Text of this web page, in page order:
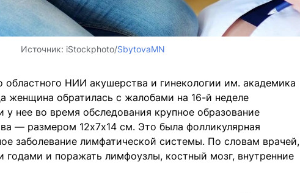
Источник: iStockphoto/SbytovaMN
НИИ акушерства и гинекологии им. академика
женщина обратилась с жалобами на 16-й неделе
нее во время обследования крупное образование
— размером 12х7х14 см. Это была фолликулярная
заболевание лимфатической системы. По словам врачей,
годами и поражать лимфоузлы, костный мозг, внутренние